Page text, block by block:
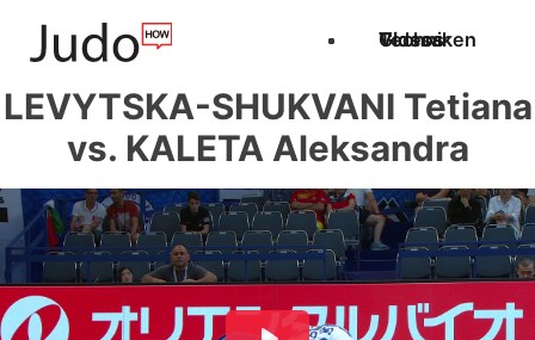
Techniken
Videos
Glossar
LEVYTSKA-SHUKVANI Tetiana
vs. KALETA Aleksandra